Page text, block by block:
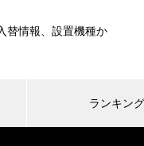
替情報、設置機種か
ランキング